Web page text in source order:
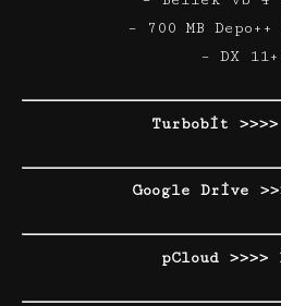
– 700 MB
– DX
Turbobit >>>>
Google Drive
pCloud >>>>